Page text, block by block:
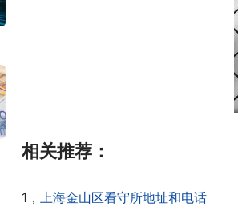
相关推荐：
1， 上海金山区看守所地址和电话